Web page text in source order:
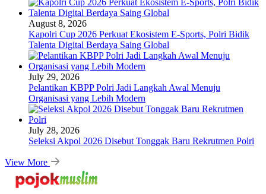
August 8, 2026
Kapolri Cup 2026 Perkuat Ekosistem E-Sports, Polri Bidik
Talenta Digital Berdaya Saing Global
July 29, 2026
Pelantikan KBPP Polri Jadi Langkah Awal Menuju
Organisasi yang Lebih Modern
July 28, 2026
Seleksi Akpol 2026 Disebut Tonggak Baru Rekrutmen Polri
View More